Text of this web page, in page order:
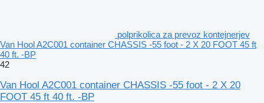
polprikolica za prevoz kontejnerjev
Van Hool A2C001 container CHASSIS -55 foot - 2 X 20 FOOT 45 ft
40 ft. -BP
42
Van Hool A2C001 container CHASSIS -55 foot - 2 X 20
FOOT 45 ft 40 ft. -BP